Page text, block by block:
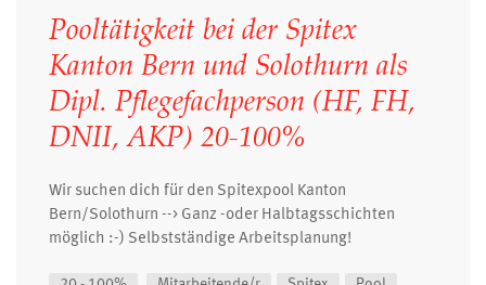
Pooltätigkeit bei der Spitex
Kanton Bern und Solothurn als
Dipl. Pflegefachperson (HF, FH,
DNII, AKP) 20-100%
Wir suchen dich für den Spitexpool Kanton
Bern/Solothurn --> Ganz -oder Halbtagsschichten
möglich :-) Selbstständige Arbeitsplanung!